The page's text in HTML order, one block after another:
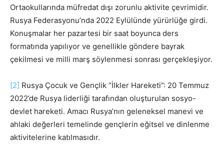
Ortaokullarında müfredat dışı zorunlu aktivite çevrimidir.
Rusya Federasyonu’nda 2022 Eylülünde yürürlüğe girdi.
Konuşmalar her pazartesi bir saat boyunca ders
formatında yapılıyor ve genellikle göndere bayrak
çekilmesi ve milli marş söylenmesi sonrası gerçekleşiyor.
[2] Rusya Çocuk ve Gençlik “İlkler Hareketi”: 20 Temmuz
2022’de Rusya liderliği tarafından oluşturulan sosyo-
devlet hareketi. Amacı Rusya’nın geleneksel manevi ve
ahlaki değerleri temelinde gençlerin eğitsel ve dinlenme
aktivitelerine katılmasıdır.